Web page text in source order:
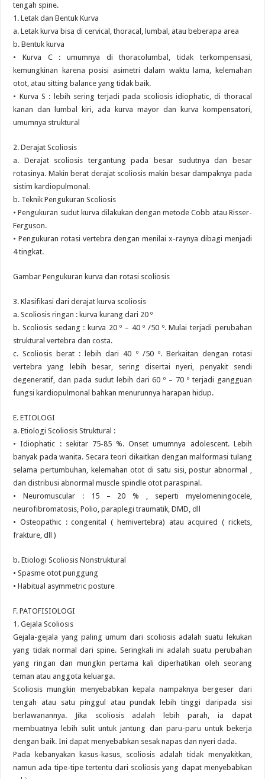
tengah spine.
1. Letak dan Bentuk Kurva
a. Letak kurva bisa di cervical, thoracal, lumbal, atau beberapa area
b. Bentuk kurva
• Kurva C : umumnya di thoracolumbal, tidak terkompensasi,
kemungkinan karena posisi asimetri dalam waktu lama, kelemahan
otot, atau sitting balance yang tidak baik.
• Kurva S : lebih sering terjadi pada scoliosis idiophatic, di thoracal
kanan dan lumbal kiri, ada kurva mayor dan kurva kompensatori,
umumnya struktural
2. Derajat Scoliosis
a. Derajat scoliosis tergantung pada besar sudutnya dan besar
rotasinya. Makin berat derajat scoliosis makin besar dampaknya pada
sistim kardiopulmonal.
b. Teknik Pengukuran Scoliosis
• Pengukuran sudut kurva dilakukan dengan metode Cobb atau Risser-
Ferguson.
• Pengukuran rotasi vertebra dengan menilai x-raynya dibagi menjadi
4 tingkat.
Gambar Pengukuran kurva dan rotasi scoliosis
3. Klasifikasi dari derajat kurva scoliosis
a. Scoliosis ringan : kurva kurang dari 20 º
b. Scoliosis sedang : kurva 20 º – 40 º /50 º. Mulai terjadi perubahan
struktural vertebra dan costa.
c. Scoliosis berat : lebih dari 40 º /50 º. Berkaitan dengan rotasi
vertebra yang lebih besar, sering disertai nyeri, penyakit sendi
degeneratif, dan pada sudut lebih dari 60 º – 70 º terjadi gangguan
fungsi kardiopulmonal bahkan menurunnya harapan hidup.
E. ETIOLOGI
a. Etiologi Scoliosis Struktural :
• Idiophatic : sekitar 75-85 %. Onset umumnya adolescent. Lebih
banyak pada wanita. Secara teori dikaitkan dengan malformasi tulang
selama pertumbuhan, kelemahan otot di satu sisi, postur abnormal ,
dan distribusi abnormal muscle spindle otot paraspinal.
• Neuromuscular : 15 – 20 % , seperti myelomeningocele,
neurofibromatosis, Polio, paraplegi traumatik, DMD, dll
• Osteopathic : congenital ( hemivertebra) atau acquired ( rickets,
frakture, dll )
b. Etiologi Scoliosis Nonstruktural
• Spasme otot punggung
• Habitual asymmetric posture
F. PATOFISIOLOGI
1. Gejala Scoliosis
Gejala-gejala yang paling umum dari scoliosis adalah suatu lekukan
yang tidak normal dari spine. Seringkali ini adalah suatu perubahan
yang ringan dan mungkin pertama kali diperhatikan oleh seorang
teman atau anggota keluarga.
Scoliosis mungkin menyebabkan kepala nampaknya bergeser dari
tengah atau satu pinggul atau pundak lebih tinggi daripada sisi
berlawanannya. Jika scoliosis adalah lebih parah, ia dapat
membuatnya lebih sulit untuk jantung dan paru-paru untuk bekerja
dengan baik. Ini dapat menyebabkan sesak napas dan nyeri dada.
Pada kebanyakan kasus-kasus, scoliosis adalah tidak menyakitkan,
namun ada tipe-tipe tertentu dari scoliosis yang dapat menyebabkan